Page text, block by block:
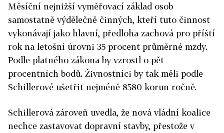
Měsíční nejnižší vyměřovací základ osob
samostatně výdělečně činných, kteří tuto činnost
vykonávají jako hlavní, předloha zachová pro příští
rok na letošní úrovni 35 procent průměrné mzdy.
Podle platného zákona by vzrostl o pět
procentních bodů. Živnostníci by tak měli podle
Schillerové ušetřit nejméně 8580 korun ročně.
Schillerová zároveň uvedla, že nová vládní koalice
nechce zastavovat dopravní stavby, přestože v